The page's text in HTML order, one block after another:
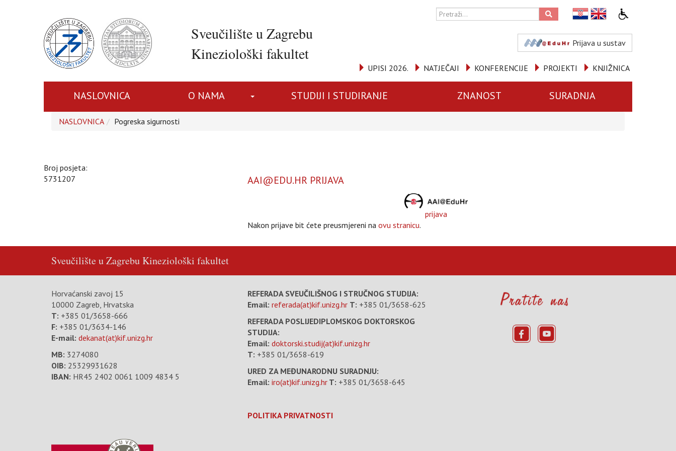
Sveučilište u Zagrebu
Kineziološki fakultet
Prijava u sustav
KNJIŽNICA
PROJEKTI
KONFERENCIJE
NATJEČAJI
UPISI 2026.
NASLOVNICA O NAMA STUDIJI I STUDIRANJE ZNANOST SURADNJA
NASLOVNICA Pogreska sigurnosti
Broj posjeta:
5731207
AAI@EDU.HR PRIJAVA
prijava
Nakon prijave bit ćete preusmjereni na ovu stranicu.
Sveučilište u ZagrebuKineziološki fakultet
Horvaćanski zavoj 15
10000 Zagreb, Hrvatska
T: +385 01/3658-666
F: +385 01/3634-146
E-mail: dekanat(at)kif.unizg.hr
MB: 3274080
OIB: 25329931628
IBAN: HR45 2402 0061 1009 4834 5
REFERADA SVEUČILIŠNOG I STRUČNOG STUDIJA:
Email: referada(at)kif.unizg.hr T: +385 01/3658-625
REFERADA POSLIJEDIPLOMSKOG DOKTORSKOG
STUDIJA:
Email: doktorski.studij(at)kif.unizg.hr
T: +385 01/3658-619
URED ZA MEĐUNARODNU SURADNJU:
Email: iro(at)kif.unizg.hr T: +385 01/3658-645
POLITIKA PRIVATNOSTI